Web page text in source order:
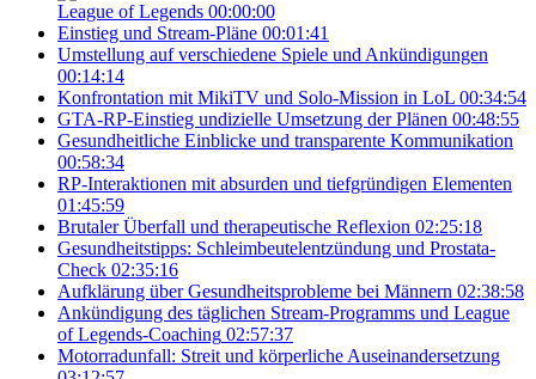
League of Legends 00:00:00
Einstieg und Stream-Pläne 00:01:41
Umstellung auf verschiedene Spiele und Ankündigungen
00:14:14
Konfrontation mit MikiTV und Solo-Mission in LoL 00:34:54
GTA-RP-Einstieg undizielle Umsetzung der Plänen 00:48:55
Gesundheitliche Einblicke und transparente Kommunikation
00:58:34
RP-Interaktionen mit absurden und tiefgründigen Elementen
01:45:59
Brutaler Überfall und therapeutische Reflexion 02:25:18
Gesundheitstipps: Schleimbeutelentzündung und Prostata-
Check 02:35:16
Aufklärung über Gesundheitsprobleme bei Männern 02:38:58
Ankündigung des täglichen Stream-Programms und League
of Legends-Coaching 02:57:37
Motorradunfall: Streit und körperliche Auseinandersetzung